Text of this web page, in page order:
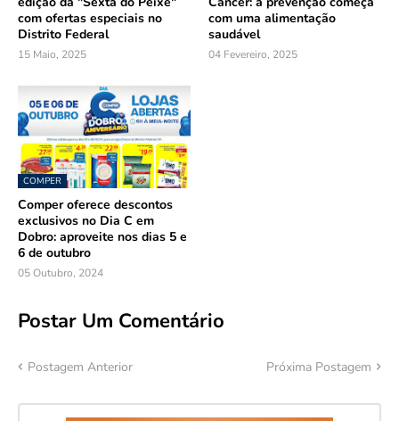
com ofertas especiais no
Distrito Federal
15 Maio, 2025
com uma alimentação
saudável
04 Fevereiro, 2025
COMPER
Comper oferece descontos
exclusivos no Dia C em
Dobro: aproveite nos dias 5 e
6 de outubro
05 Outubro, 2024
Postar Um Comentário
Postagem Anterior Próxima Postagem